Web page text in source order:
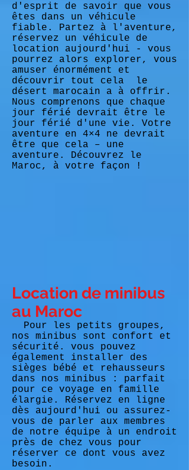
d'esprit de savoir que vous
êtes dans un véhicule
fiable. Partez à l'aventure,
réservez un véhicule de
location aujourd'hui - vous
pourrez alors explorer, vous
amuser énormément et
découvrir tout cela
le
désert marocain a à offrir.
Nous comprenons que chaque
jour férié devrait être le
jour férié d'une vie. Votre
aventure en 4×4 ne devrait
être que cela – une
aventure. Découvrez le
Maroc, à votre façon !
Location de minibus
au Maroc
Pour les petits groupes,
nos minibus sont confort et
sécurité. vous pouvez
également installer des
sièges bébé et rehausseurs
dans nos minibus : parfait
pour ce voyage en famille
élargie. Réservez en ligne
dès aujourd'hui ou assurez-
vous de parler aux membres
de notre équipe à un endroit
près de chez vous pour
réserver ce dont vous avez
besoin.